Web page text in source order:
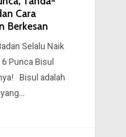
Cara
Berkesan
Selalu Naik
Punca Bisul
Bisul adalah